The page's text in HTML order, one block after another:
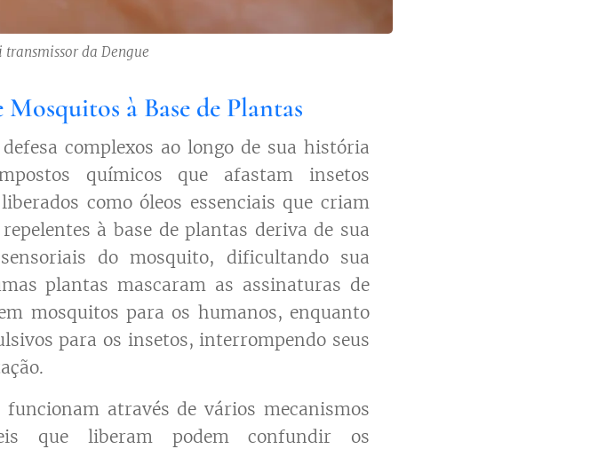
da Dengue
à Base de Plantas
complexos ao longo de sua história
químicos que afastam insetos
como óleos essenciais que criam
à base de plantas deriva de sua
do mosquito, dificultando sua
plantas mascaram as assinaturas de
mosquitos para os humanos, enquanto
para os insetos, interrompendo seus
através de vários mecanismos
que liberam podem confundir os